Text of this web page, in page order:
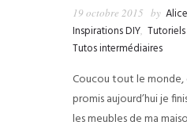
19 octobre 2015 by
Inspirations DIY,
Tutos intermédiaires
Coucou tout le monde,
promis aujourd’hui je
les meubles de ma